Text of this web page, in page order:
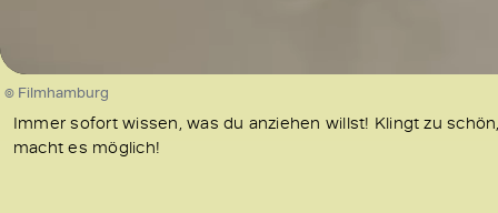
© Filmhamburg
Immer sofort wissen, was du anziehen willst! Klingt zu
macht es möglich!